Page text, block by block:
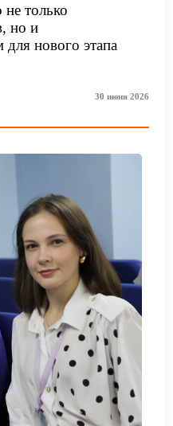
не только
но и
нового этапа
30 июня 2026